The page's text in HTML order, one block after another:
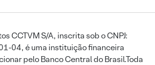
CCTVM S/A, inscrita sob o CNPJ:
04, é uma instituição financeira
pelo Banco Central do Brasil.Toda